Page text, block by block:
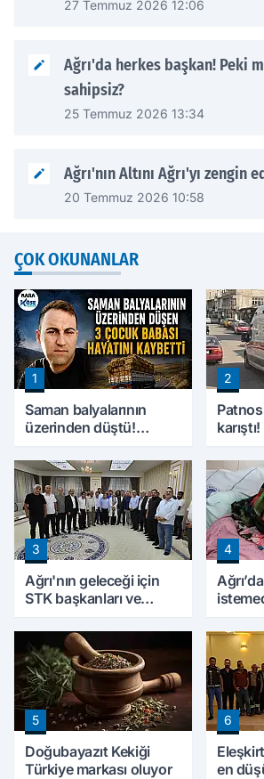
27 Temmuz 2026 12:06
Ağrı'da herkes başkan! Peki
sahipsiz?
25 Temmuz 2026 13:34
Ağrı'nın Altını Ağrı'yı zengin
20 Temmuz 2026 10:58
ÇOK OKUNANLAR
1
Saman balyalarının
üzerinden düştü!
hayatını kaybetti
2
3
Ağrı'nın geleceği için
STK başkanları ve
araya geldi
4
verdi
5
Doğubayazıt Kekiği
Türkiye markası oluyor
6
en